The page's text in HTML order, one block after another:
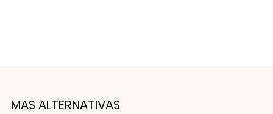
MAS ALTERNATIVAS